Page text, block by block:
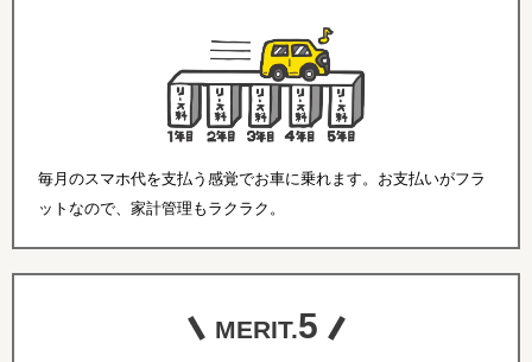
毎月のスマホ代を支払う感覚でお車に乗れます。お支払いがフラ
ットなので、家計管理もラクラク。
MERIT.5